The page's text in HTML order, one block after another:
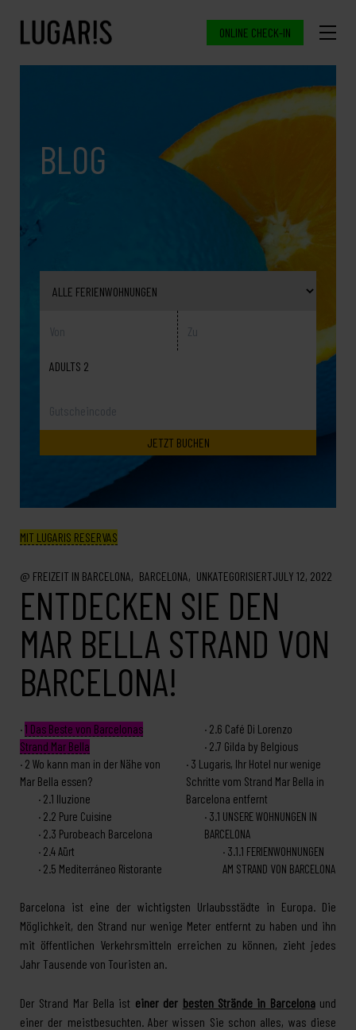
ONLINE CHECK-IN
BLOG
ADULTS 2
MIT LUGARIS RESERVAS
FREIZEIT IN BARCELONA BARCELONA UNKATEGORISIERTJULY 12, 2022
ENTDECKEN SIE DEN
MAR BELLA STRAND VON
BARCELONA!
1 Das Beste von Barcelonas
Strand Mar Bella
2 Wo kann man in der Nähe von
Mar Bella essen?
2.1 Iluzione
2.2 Pure Cuisine
2.3 Purobeach Barcelona
2.4Aürt
2.5 Mediterráneo Ristorante
2.6 Café Di Lorenzo
2.7 Gilda by Belgious
3 Lugaris, Ihr Hotel nur wenige
Schritte vom Strand Mar Bella in
Barcelona entfernt
3.1 UNSERE WOHNUNGEN IN
BARCELONA
3.1.1 FERIENWOHNUNGEN
AM STRAND VON BARCELONA
Barcelona ist eine der wichtigsten Urlaubsstädte in Europa. Die
Möglichkeit, den Strand nur wenige Meter entfernt zu haben und ihn
mit öffentlichen Verkehrsmitteln erreichen zu können, zieht jedes
Jahr Tausende von Touristen an.
Der Strand Mar Bella ist einer der besten Strände in Barcelonaund
einer der meistbesuchten. Aber wissen Sie schon alles, was diese